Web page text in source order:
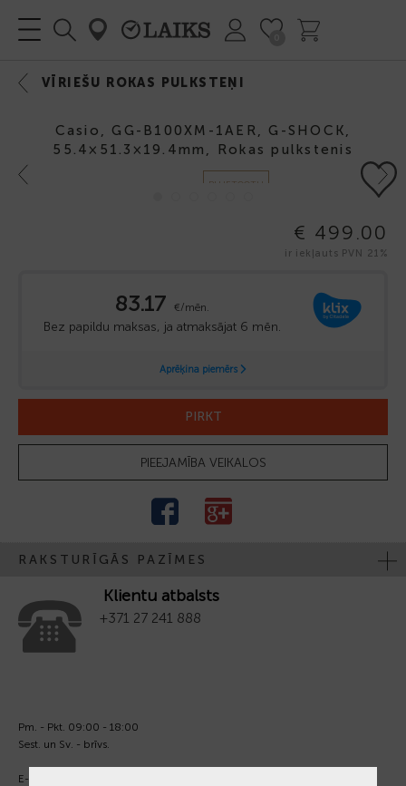
VĪRIEŠU ROKAS PULKSTEŅI
Casio, GG-B100XM-1AER, G-SHOCK,
55.4×51.3×19.4mm, Rokas pulkstenis
Previous
BLUETOOTH
Next
€ 499.00
ir iekļauts PVN 21%
PIRKT
PIEEJAMĪBA VEIKALOS
RAKSTURĪGĀS PAZĪMES
Klientu atbalsts
+371 27 241 888
Pm. - Pkt. 09:00 - 18:00
Sest. un Sv. - brīvs.
E-pasts: